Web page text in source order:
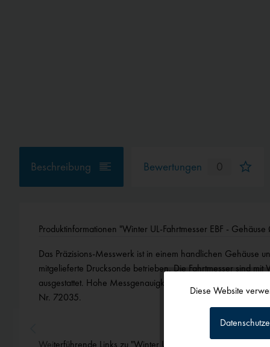
Beschreibung Bewertungen 0
Produktinformationen "Winter UL-Fahrtmesser EBF -
Das Präzisions-Messwerk ist in einem handlichen Gehäuse
mitgelieferte Drucksonde betrieben. Die Fahrtmesser sind mit
ausgestattet. Hohe Messgenauigkeit, Zeigerumdrehung 360°
Nr. 72035.
Tracking
Diese Website